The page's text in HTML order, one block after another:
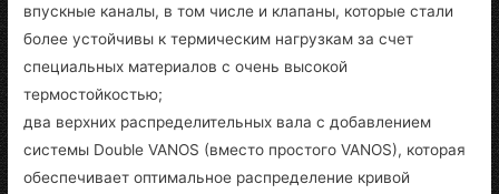
впускные каналы, в том числе и клапаны, которые стали
более устойчивы к термическим нагрузкам за счет
специальных материалов с очень высокой
термостойкостью;
два верхних распределительных вала с добавлением
системы Double VANOS (вместо простого VANOS), которая
обеспечивает оптимальное распределение кривой